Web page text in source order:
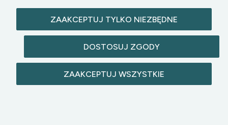
zastrzeżone.
ZAAKCEPTUJ TYLKO NIEZBĘDNE
DOSTOSUJ ZGODY
ZAAKCEPTUJ WSZYSTKIE